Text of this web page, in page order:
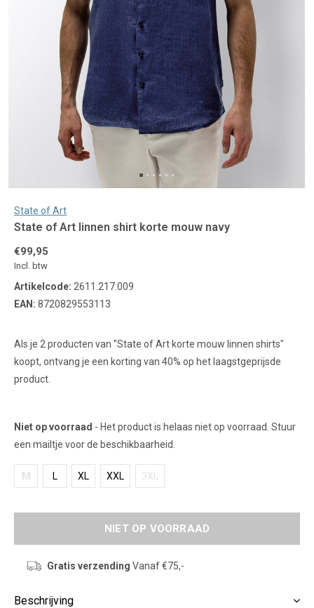
State of Art
State of Art linnen shirt korte mouw navy
€99,95
Incl. btw
Artikelcode: 2611.217.009
EAN: 8720829553113
Als je 2 producten van "State of Art korte mouw linnen shirts"
koopt, ontvang je een korting van 40% op het laagstgeprijsde
product.
Niet op voorraad - Het product is helaas niet op voorraad. Stuur
een mailtje voor de beschikbaarheid.
M L XL XXL 3XL
NIET OP VOORRAAD
Gratis verzending Vanaf €75,-
Beschrijving